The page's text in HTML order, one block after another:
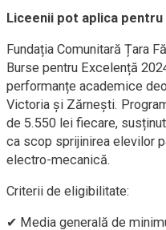
Liceenii pot aplica pentru
Fundația Comunitară Țara
Burse pentru Excelență
performanțe academice
Victoria și Zărnești.
de 5.550 lei fiecare,
ca scop sprijinirea elevilor
electro-mecanică.
Criterii de eligibilitate:
✔ Media generală de